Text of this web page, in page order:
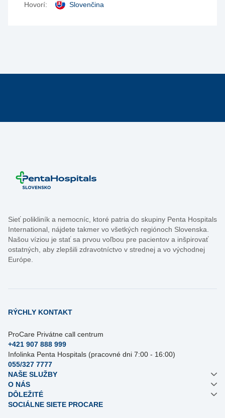
Hovorí:
Slovenčina
Sieť polikliník a nemocníc, ktoré patria do skupiny Penta Hospitals
International, nájdete takmer vo všetkých regiónoch Slovenska.
Našou víziou je stať sa prvou voľbou pre pacientov a inšpirovať
ostatných, aby zlepšili zdravotníctvo v strednej a vo východnej
Európe.
RÝCHLY KONTAKT
ProCare Privátne call centrum
+421 907 888 999
Infolinka Penta Hospitals (pracovné dni 7:00 - 16:00)
055/327 7777
NAŠE SLUŽBY
O NÁS
DÔLEŽITÉ
SOCIÁLNE SIETE PROCARE